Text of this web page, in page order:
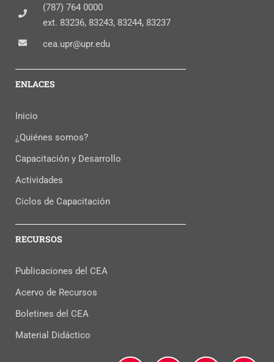
(787) 764 0000
ext. 83236, 83243, 83244, 83237
cea.upr@upr.edu
ENLACES
Inicio
¿Quiénes somos?
Capacitación y Desarrollo
Actividades
Ciclos de Capacitación
RECURSOS
Publicaciones del CEA
Acervo de Recursos
Boletines del CEA
Material Didáctico